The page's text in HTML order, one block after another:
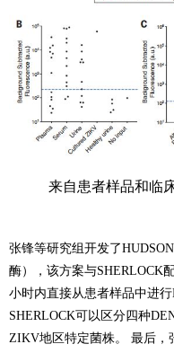
来自患者样品和临
张锋等研究组开发了
酶），该方案与SHERLOCK
小时内直接从患者样品中进
SHERLOCK可以区分四种
ZIKV地区特定菌株。 最后，